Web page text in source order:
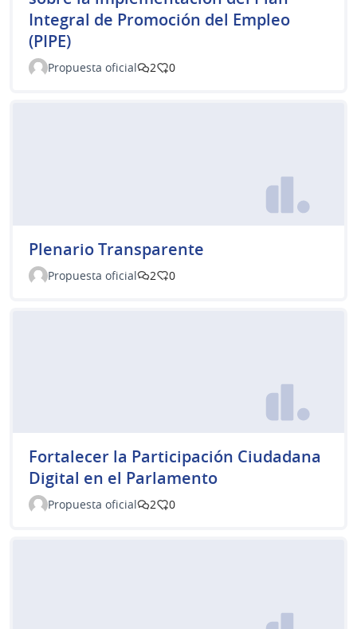
Integral de Promoción del Empleo
(PIPE)
Propuesta oficial 2 0
Plenario Transparente
Propuesta oficial 2 0
Fortalecer la Participación Ciudadana
Digital en el Parlamento
Propuesta oficial 2 0